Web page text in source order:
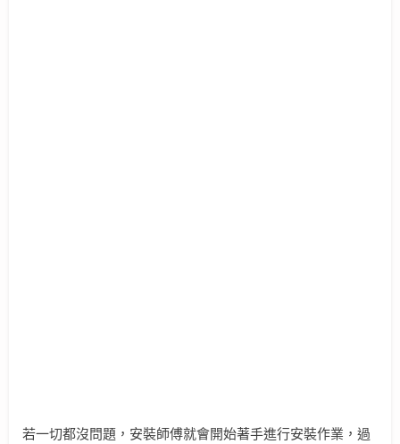
若一切都沒問題，安裝師傅就會開始著手進行安裝作業，過